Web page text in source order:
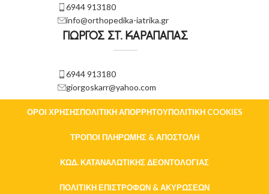
6944 913180
info@orthopedika-iatrika.gr
ΓΙΩΡΓΟΣ ΣΤ. ΚΑΡΑΠΑΠΑΣ
6944 913180
giorgoskarr@yahoo.com
ΌΡΟΙ ΧΡΉΣΗΣΠΟΛΙΤΙΚΉ ΑΠΟΡΡΉΤΟΥΠΟΛΙΤΙΚΉ COOKIES
ΤΡΌΠΟΙ ΠΛΗΡΩΜΉΣ & ΑΠΟΣΤΟΛΉ
ΚΏΔ. ΚΑΤΑΝΑΛΩΤΙΚΉΣ ΔΕΟΝΤΟΛΟΓΊΑΣ
ΠΟΛΙΤΙΚΉ ΕΠΙΣΤΡΟΦΏΝ & ΑΚΥΡΏΣΕΩΝ